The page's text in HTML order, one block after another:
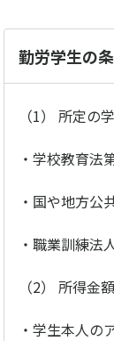
勤労学生の
（1） 所定の
・学校教育法
・国や地方公
・職業訓練法
（2） 所得金
・学生本人の